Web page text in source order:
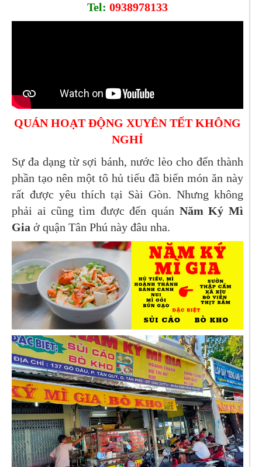
Tel: 0938978133
QUÁN HOẠT ĐỘNG XUYÊN TẾT KHÔNG
NGHỈ
Sự đa dạng từ sợi bánh, nước lèo cho đến thành
phần tạo nên một tô hủ tiếu đã biến món ăn này
rất được yêu thích tại Sài Gòn. Nhưng không
phải ai cũng tìm được đến quán Năm Ký Mì
Gia ở quận Tân Phú này đâu nha.